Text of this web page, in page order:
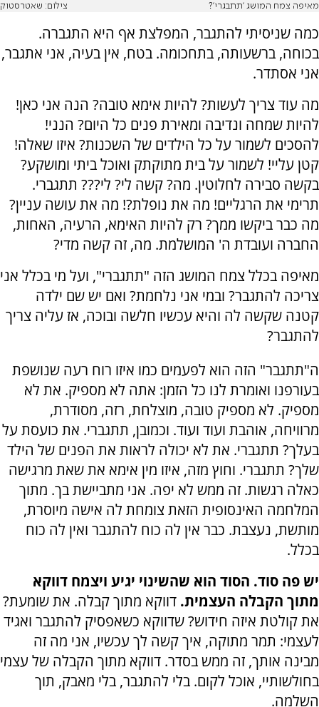
מאיפה צמח המושג 'תתבגרי'? צילום: שאטרסטוק
כמה שניסיתי להתגבר, המפלצת אף היא התגברה.
בכוחה, ברשעותה, בתחכומה. בטח, אין בעיה, אני אתגבר,
אני אסתדר.
מה עוד צריך לעשות? להיות אימא טובה? הנה אני כאן!
להיות שמחה ונדיבה ומאירת פנים כל היום? הנני!
להסכים לשמור על כל הילדים של השכנות? איזו שאלה!
קטן עליי! לשמור על בית מתוקתק ואוכל ביתי ומושקע?
בקשה סבירה לחלוטין. מה? קשה לי? לי??? תתגברי.
תרימי את הרגליים! מה את נופלת?! מה את עושה עניין?
מה כבר ביקשו ממך? רק להיות האימא, הרעיה, האחות,
החברה ועובדת ה' המושלמת. מה, זה קשה מדי?
מאיפה בכלל צמח המושג הזה "תתגברי", ועל מי בכלל אני
צריכה להתגבר? ובמי אני נלחמת? ואם יש שם ילדה
קטנה שקשה לה והיא עכשיו חלשה ובוכה, אז עליה צריך
להתגבר?
ה"תתגבר" הזה הוא לפעמים כמו איזו רוח רעה שנושפת
בעורפנו ואומרת לנו כל הזמן: אתה לא מספיק. את לא
מספיק. לא מספיק טובה, מוצלחת, רזה, מסודרת,
מרוויחה, אוהבת ועוד ועוד. וכמובן, תתגברי. את כועסת על
בעלך? תתגברי. את לא יכולה לראות את הפנים של הילד
שלך? תתגברי. וחוץ מזה, איזו מין אימא את שאת מרגישה
כאלה רגשות. זה ממש לא יפה. אני מתביישת בך. מתוך
המלחמה האינסופית הזאת צומחת לה אישה מיוסרת,
מותשת, נעצבת. כבר אין לה כוח להתגבר ואין לה כוח
בכלל.
יש פה סוד. הסוד הוא שהשינוי יגיע ויצמח דווקא
מתוך הקבלה העצמית. דווקא מתוך קבלה. את שומעת?
את קולטת איזה חידוש? שדווקא כשאפסיק להתגבר ואגיד
לעצמי: תמר מתוקה, איך קשה לך עכשיו, אני מה זה
מבינה אותך, זה ממש בסדר. דווקא מתוך הקבלה של עצמי
בחולשותיי, אוכל לקום. בלי להתגבר, בלי מאבק, תוך
השלמה.